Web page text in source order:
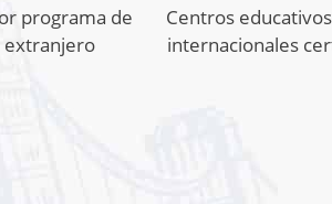
programa de
extranjero
Centros
internacionales